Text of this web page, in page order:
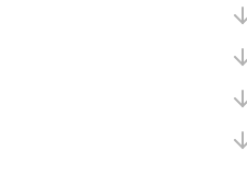
(geen